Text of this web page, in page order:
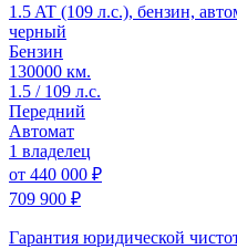
1.5 AT (109 л.с.), бензин,
черный
Бензин
130000 км.
1.5 / 109 л.с.
Передний
Автомат
1 владелец
от 440 000 ₽
709 900 ₽
Гарантия юридической